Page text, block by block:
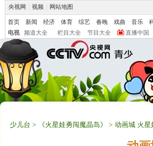
央视网 视频 网站地图
首页 新闻 经济 体育 综艺 春晚 戏曲 音乐
电视
频道大全 栏目大全 节目大全 直播中国
少儿台 > 《火星娃勇闯魔晶岛》 > 动画城 火星